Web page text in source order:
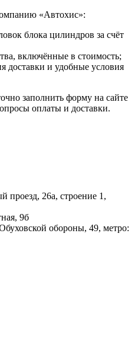
«Автохис»:
блока цилиндров за счёт
включённые в стоимость;
доставки и удобные условия
заполнить форму на сайте
оплаты и доставки.
26а, строение 1,
9б
обороны, 49, метро: